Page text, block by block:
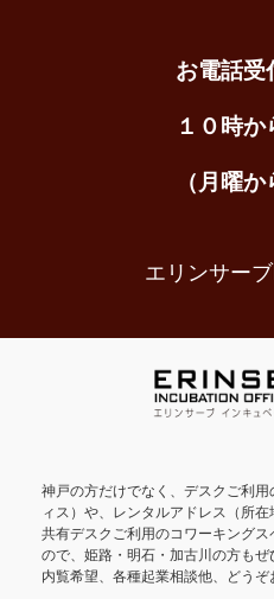
お電話受
１０時
（月曜か
エリンサー
神戸の方だけでなく、デスクご利
ィス）や、レンタルアドレス（所在
共有デスクご利用のコワーキング
ので、姫路・明石・加古川の方もぜ
内覧希望、各種起業相談他、どうぞ